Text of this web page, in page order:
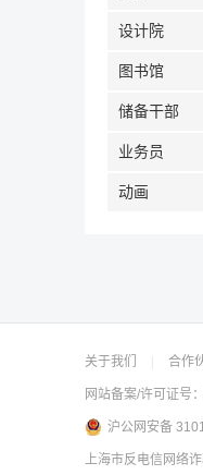
设计院
图书馆
储备干部
业务员
动画
关于我们 合作
网站备案/许可证号：
沪公网安备
上海市反电信网络